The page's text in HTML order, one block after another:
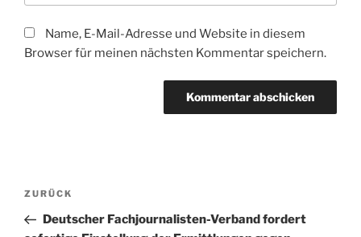
Name, E-Mail-Adresse und Website in diesem
Browser für meinen nächsten Kommentar speichern.
e
r
Beitragsnavigation
Vorheriger
Beitrag
ZURÜCK
Deutscher Fachjournalisten-Verband fordert